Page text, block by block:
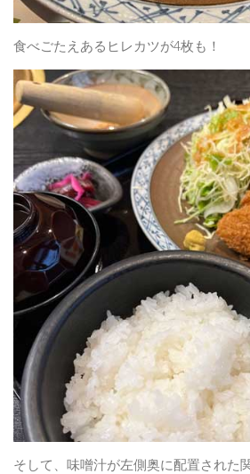
食べごたえあるヒレカツが4枚も！
そして、味噌汁が左側奥に配置された